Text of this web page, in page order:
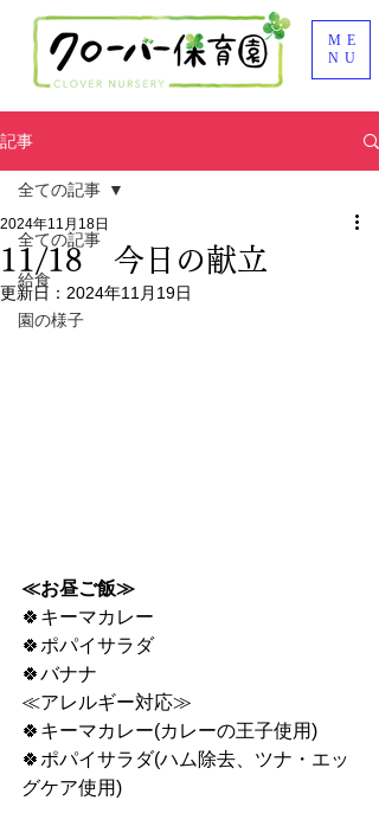
ME
NU
記事
全ての記事
給食
園の様子
全ての記事
11/18 今日の献立
2024年11月18日
更新日： 2024年11月19日
≪お昼ご飯≫
🍀キーマカレー
🍀ポパイサラダ
🍀バナナ
≪アレルギー対応≫
🍀キーマカレー(カレーの王子使用)
🍀ポパイサラダ(ハム除去、ツナ・エッ
グケア使用)